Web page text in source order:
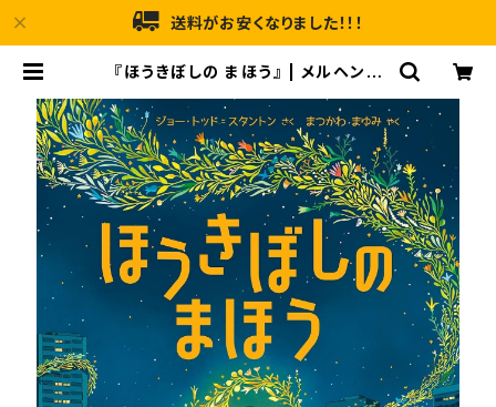
送料がお安くなりました！！！
『ほうきぼしの まほう』 | メルヘンハ